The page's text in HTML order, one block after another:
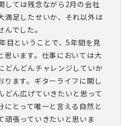
しては残念ながら2月の会社
満足したせいか、それ以外は
でした。
目ということで、5年間を見
思います。仕事においては大
どんどんチャレンジしていか
ります。ギターライフに関し
どん広げていきたいと思って
にとって唯一と言える自然と
頑張っていきたいと思いま